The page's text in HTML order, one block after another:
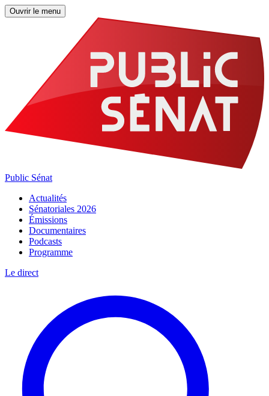
Ouvrir le menu
Public Sénat
Actualités
Sénatoriales 2026
Émissions
Documentaires
Podcasts
Programme
Le direct